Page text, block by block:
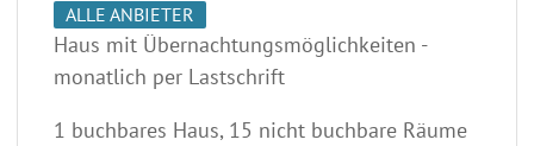
ALLE ANBIETER
Haus mit Übernachtungsmöglichkeiten -
monatlich per Lastschrift
1 buchbares Haus, 15 nicht buchbare Räume